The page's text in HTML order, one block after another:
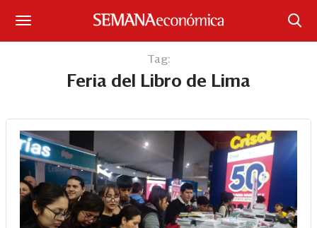
Iniciar sesión
Portada
¿Qué está pasando?
Sectores y Empresas
Management
Tag:
Feria del Libro de Lima